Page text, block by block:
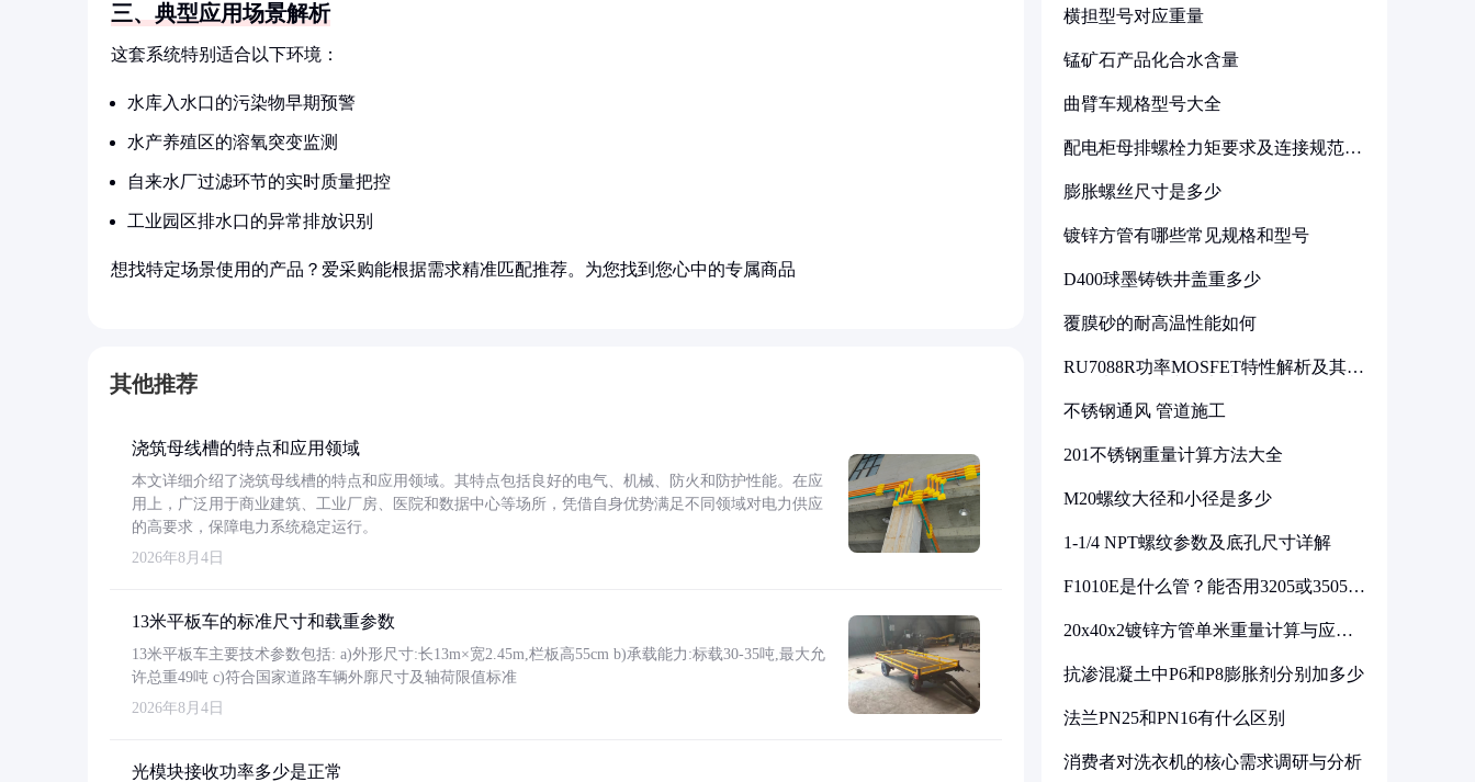
三、典型应用场景解析
这套系统特别适合以下环境：
水库入水口的污染物早期预警
水产养殖区的溶氧突变监测
自来水厂过滤环节的实时质量把控
工业园区排水口的异常排放识别
想找特定场景使用的产品？爱采购能根据需求精准匹配推荐。为您找到您心中的专属商品
其他推荐
浇筑母线槽的特点和应用领域
本文详细介绍了浇筑母线槽的特点和应用领域。其特点包括良好的电气、机械、防火和防护性能。在应
用上，广泛用于商业建筑、工业厂房、医院和数据中心等场所，凭借自身优势满足不同领域对电力供应
的高要求，保障电力系统稳定运行。
2026年8月4日
13米平板车的标准尺寸和载重参数
13米平板车主要技术参数包括: a)外形尺寸:长13m×宽2.45m,栏板高55cm b)承载能力:标载30-35吨,最大允
许总重49吨 c)符合国家道路车辆外廓尺寸及轴荷限值标准
2026年8月4日
光模块接收功率多少是正常
横担型号对应重量
锰矿石产品化合水含量
曲臂车规格型号大全
配电柜母排螺栓力矩要求及连接规范详
膨胀螺丝尺寸是多少
镀锌方管有哪些常见规格和型号
D400球墨铸铁井盖重多少
覆膜砂的耐高温性能如何
RU7088R功率MOSFET特性解析及其在
不锈钢通风 管道施工
201不锈钢重量计算方法大全
M20螺纹大径和小径是多少
1-1/4 NPT螺纹参数及底孔尺寸详解
F1010E是什么管？能否用3205或3505代
20x40x2镀锌方管单米重量计算与应用
抗渗混凝土中P6和P8膨胀剂分别加多少
法兰PN25和PN16有什么区别
消费者对洗衣机的核心需求调研与分析